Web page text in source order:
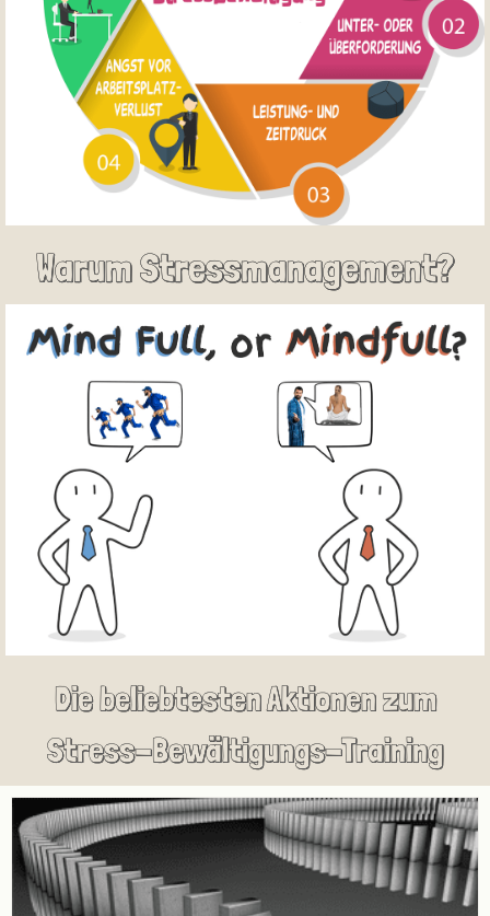
Warum Stressmanagement?
Die beliebtesten Aktionen zum
Stress-Bewältigungs-Training